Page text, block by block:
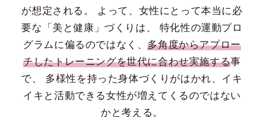
が想定される。
よって、女性にとって本当に必
要な「美と健康」づくりは、
特化性の運動プロ
グラムに偏るのではなく、多角度からアプロー
チしたトレーニングを世代に合わせ実施する事
で、
多様性を持った身体づくりがはかれ、イキ
イキと活動できる女性が増えてくるのではない
かと考える。